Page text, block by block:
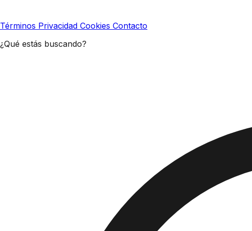
Términos Privacidad Cookies Contacto
¿Qué estás buscando?